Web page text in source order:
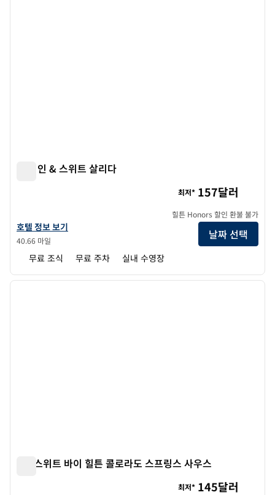
햄튼 인 & 스위트 살리다
햄튼 인 & 스위트 살리다의 호텔 정보 보기
호텔 정보 보기
40.66 마일
최저* 157달러
힐튼 Honors 할인 환불 불가
날짜 선택
무료 조식 무료 주차 실내 수영장
1/12
1/12
이전 이미지 다음
홈2 스위트 바이 힐튼 콜로라도 스프링스 사우스
최저* 145달러